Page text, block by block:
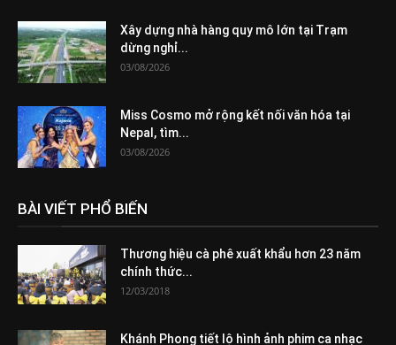
Xây dựng nhà hàng quy mô lớn tại Trạm
dừng nghỉ...
03/08/2026
Miss Cosmo mở rộng kết nối văn hóa tại
Nepal, tìm...
03/08/2026
BÀI VIẾT PHỔ BIẾN
Thương hiệu cà phê xuất khẩu hơn 23 năm
chính thức...
12/03/2018
Khánh Phong tiết lộ hình ảnh phim ca nhạc